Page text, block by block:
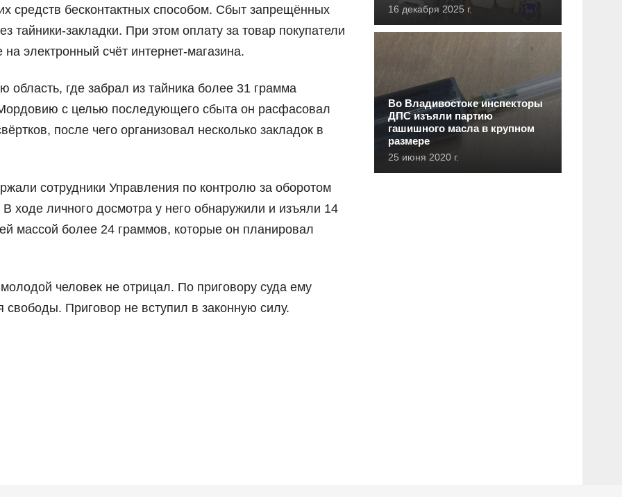
средств бесконтактных способом. Сбыт запрещённых
тайники-закладки. При этом оплату за товар покупатели
электронный счёт интернет-магазина.
где забрал из тайника более 31 грамма
с целью последующего сбыта он расфасовал
после чего организовал несколько закладок в
сотрудники Управления по контролю за оборотом
ходе личного досмотра у него обнаружили и изъяли 14
массой более 24 граммов, которые он планировал
человек не отрицал. По приговору суда ему
Приговор не вступил в законную силу.
16 декабря 2025 г.
Во Владивостоке инспекторы
ДПС изъяли партию
гашишного масла в крупном
размере
25 июня 2020 г.